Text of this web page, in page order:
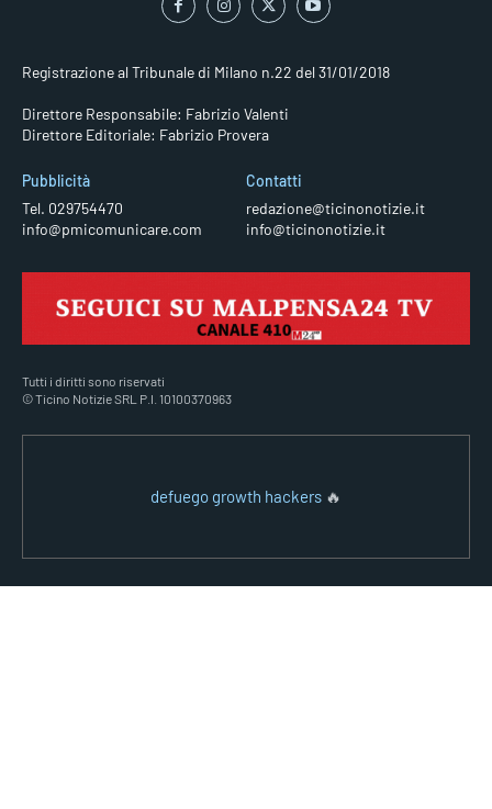
Registrazione al Tribunale di Milano n.22 del 31/01/2018
Direttore Responsabile: Fabrizio Valenti
Direttore Editoriale: Fabrizio Provera
Pubblicità
Tel. 029754470
info@pmicomunicare.com
Contatti
redazione@ticinonotizie.it
info@ticinonotizie.it
Tutti i diritti sono riservati
© Ticino Notizie SRL P.I. 10100370963
defuego growth hackers 🔥